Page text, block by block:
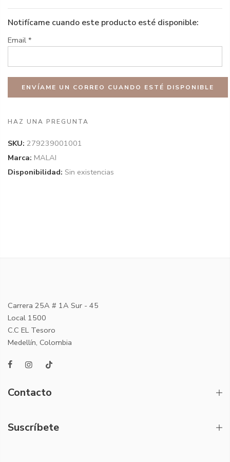
Notifícame cuando este producto esté disponible:
Email *
HAZ UNA PREGUNTA
SKU: 279239001001
Marca: MALAI
Disponibilidad: Sin existencias
Carrera 25A # 1A Sur - 45
Local 1500
C.C EL Tesoro
Medellín, Colombia
Contacto
Suscríbete